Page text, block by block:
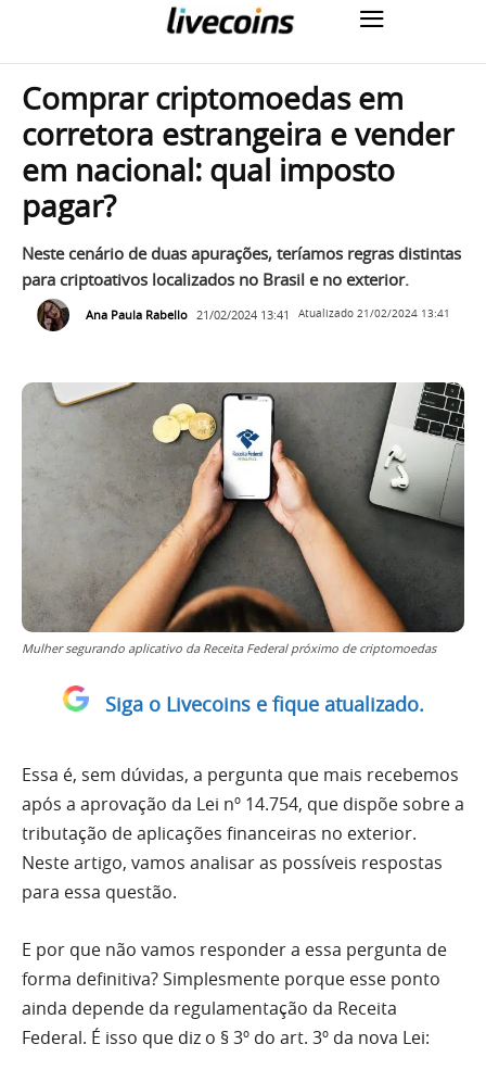
Comprar criptomoedas em
corretora estrangeira e vender
em nacional: qual imposto
pagar?
Neste cenário de duas apurações, teríamos regras distintas
para criptoativos localizados no Brasil e no exterior.
Ana Paula Rabello 21/02/2024 13:41 Atualizado 21/02/2024 13:41
Mulher segurando aplicativo da Receita Federal próximo de criptomoedas
Siga o Livecoins e fique atualizado.
Essa é, sem dúvidas, a pergunta que mais recebemos
após a aprovação da Lei nº 14.754, que dispõe sobre a
tributação de aplicações financeiras no exterior.
Neste artigo, vamos analisar as possíveis respostas
para essa questão.
E por que não vamos responder a essa pergunta de
forma definitiva? Simplesmente porque esse ponto
ainda depende da regulamentação da Receita
Federal. É isso que diz o § 3º do art. 3º da nova Lei: